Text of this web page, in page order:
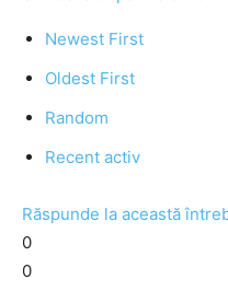
Newest First
Oldest First
Random
Recent activ
Răspunde la această
0
0